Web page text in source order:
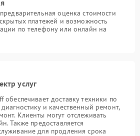
оценка стоимости
платежей и возможность
по телефону или онлайн на
услуг
доставку техники по
и качественный ремонт,
Клиенты могут отслеживать
Также предоставляется
для продления срока